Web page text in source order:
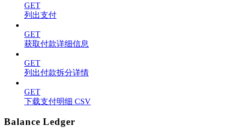
GET
列出支付
GET
获取付款详细信息
GET
列出付款拆分详情
GET
下载支付明细 CSV
Balance Ledger